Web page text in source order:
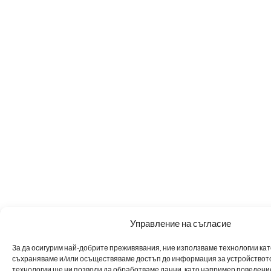
Управление на съгласие
За да осигурим най-добрите преживявания, ние използваме технологии
съхраняваме и/или осъществяваме достъп до информация за